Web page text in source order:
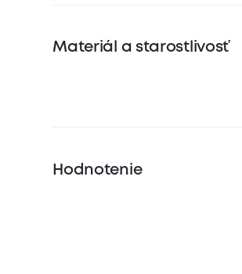
Materiál a starostlivosť
Hodnotenie